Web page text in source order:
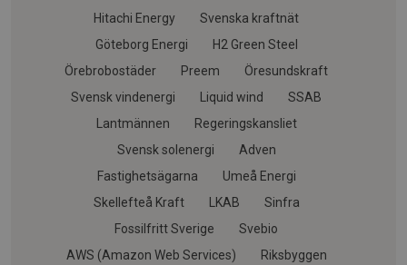
Hitachi Energy
Svenska kraftnät
Göteborg Energi
H2 Green Steel
Örebrobostäder
Preem
Öresundskraft
Svensk vindenergi
Liquid wind
SSAB
Lantmännen
Regeringskansliet
Svensk solenergi
Adven
Fastighetsägarna
Umeå Energi
Skellefteå Kraft
LKAB
Sinfra
Fossilfritt Sverige
Svebio
AWS (Amazon Web Services)
Riksbyggen